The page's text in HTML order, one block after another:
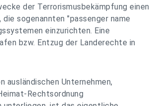
der Terrorismusbekämpfung einen
sogenannten "passenger name
einzurichten. Eine
bzw. Entzug der Landerechte in
ausländischen Unternehmen,
Rechtsordnung